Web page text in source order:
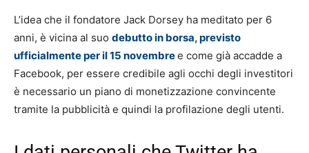
L’idea che il fondatore Jack Dorsey ha meditato per 6
anni, è vicina al suo debutto in borsa, previsto
ufficialmente per il 15 novembree come già accadde a
Facebook, per essere credibile agli occhi degli investitori
è necessario un piano di monetizzazione convincente
tramite la pubblicità e quindi la profilazione degli utenti.